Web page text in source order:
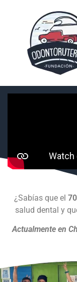
¿Sabías que el
salud dental y
Actualmente en